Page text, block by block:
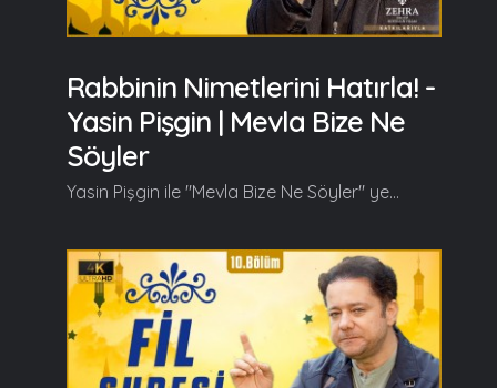
Rabbinin Nimetlerini Hatırla! -
Yasin Pişgin | Mevla Bize Ne
Söyler
Yasin Pişgin ile "Mevla Bize Ne Söyler" yeni bölümüyle kaldığı yerden devam ediyor. Yasin Pişgin bu bölümde Kureyş Suresi'nin tefsirini anlattı. Yasin Pişgin bu bölümün başlangıcında şunları anlattı; Sevgili dostlar, bu gün yeni bir surenin tefsiri ile Kureyş Suresi'nin tefsiri ile yeniden başbaşayız. Bir önceki programımızda bildiğiniz üzere Fil Suresi'nin tefsiri üzerinde durmuştuk. Allah'ın, o zamanın belki süper güçlerinden birisi olan Ebrehe'nin fillerle mücehhez ordusunu Kabe'yi yıkmak için harekete geçmişlerken nasıl helak ettiğini, Mekkelilerin bu hadiseye nasıl şahitlik ettiğini ve bunun diğer bölgelerdeki akislerini, yansımalarını ifade etmiştik... Bu çok büyük bir olaydı yani Ebrehe'nin ordusunun filler tarafından helak edilmesi Mekkeye duyulan saygınlığı, Kabeye duyulan hürmeti daha da katlamıştı ve özellikle öteden beri Kabenin bakımını üstlenen Kureyş'in saygınlığını da bununla doğru orantılı olarak arttırmıştı çünkü Arap kabilelerinin içerisinde en saygın olan kabile Kureyş kabilesi idi. Onların soyu Hz. İsmail vasıtasıyla, Hz. İbrahim Aleyhisselama kadar uzanıyordu. Onlar öteden beri Kabenin ve Mescid-i Haram'ın bir takım idari işleriyle meşgul oluyorlardı, onlar onun için gerçekten çok saygın bir kabile olarak izzet ve itibar görüyorlardı. Peygamber Efendimiz'de (s.a.v) o kabilenin Haşimoğulları soyundandı... Bir defasında Peygamber Efendimiz (s.a.v) buyuruyor ki: Ben arabların en fasihiyim ve ben Kureyştenim buyuruyor efendimiz. Kureyş, Peygamber Efendimiz'in (s.a.v) kabilesi idi ve Kureyş o kadar önemli, o kadar kıymetli bir konumdaydı ki diğer arab kabilelerinin nazarında Kureyş'in lehçesi, Kureyş'in dili arab lehçelerinin arasında en fasih konuşulan dil kabul ediliyor... Devamı videoda... Ramazan güzeldir, Beraber güzelleşelim...